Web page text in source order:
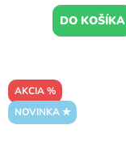
DO KOŠÍKA
AKCIA %
NOVINKA ✮